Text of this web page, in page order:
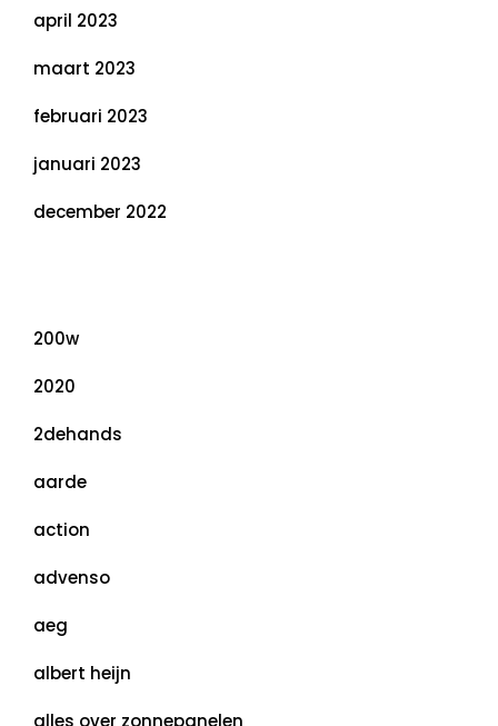
april 2023
maart 2023
februari 2023
januari 2023
december 2022
200w
2020
2dehands
aarde
action
advenso
aeg
albert heijn
alles over zonnepanelen